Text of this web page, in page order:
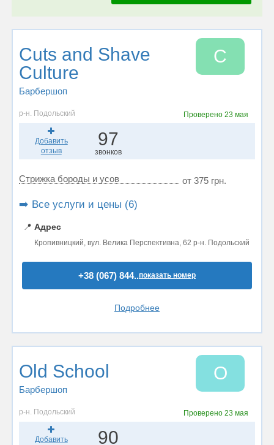
Сuts and Shave
Culture
Барбершоп
С
р-н. Подольский Проверено 23 мая
Добавить
отзыв
97
звонков
Стрижка бороды и усов от 375 грн.
➡️ Все услуги и цены (6)
📍 Адрес
Кропивницкий, вул. Велика Перспективна, 62 р-н. Подольский
+38 (067) 844..показать номер
Подробнее
Old School
Барбершоп
O
р-н. Подольский Проверено 23 мая
Добавить 90